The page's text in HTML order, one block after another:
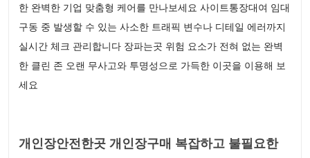
한 완벽한 기업 맞춤형 케어를 만나보세요 사이트통장대여 임대
구동 중 발생할 수 있는 사소한 트래픽 변수나 디테일 에러까지
실시간 체크 관리합니다 장파는곳 위험 요소가 전혀 없는 완벽
한 클린 존 오랜 무사고와 투명성으로 가득한 이곳을 이용해 보
세요
개인장안전한곳 개인장구매 복잡하고 불필요한